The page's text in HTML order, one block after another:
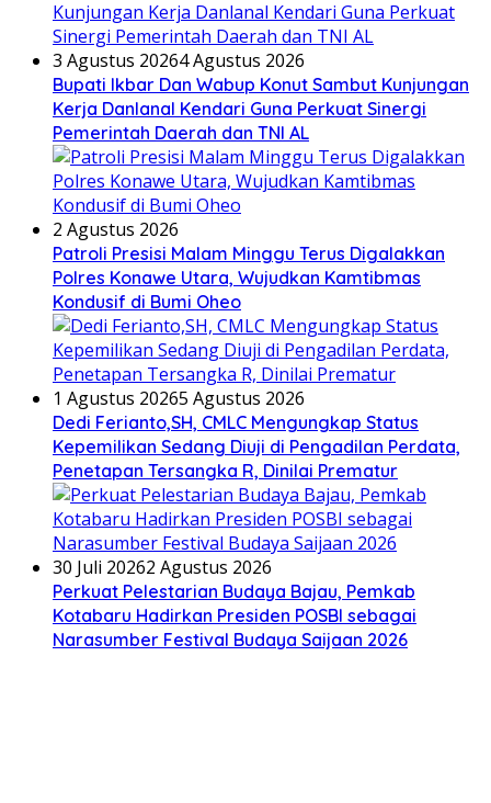
3 Agustus 20264 Agustus 2026
Bupati Ikbar Dan Wabup Konut Sambut Kunjungan
Kerja Danlanal Kendari Guna Perkuat Sinergi
Pemerintah Daerah dan TNI AL
2 Agustus 2026
Patroli Presisi Malam Minggu Terus Digalakkan
Polres Konawe Utara, Wujudkan Kamtibmas
Kondusif di Bumi Oheo
1 Agustus 20265 Agustus 2026
Dedi Ferianto,SH, CMLC Mengungkap Status
Kepemilikan Sedang Diuji di Pengadilan Perdata,
Penetapan Tersangka R, Dinilai Prematur
30 Juli 20262 Agustus 2026
Perkuat Pelestarian Budaya Bajau, Pemkab
Kotabaru Hadirkan Presiden POSBI sebagai
Narasumber Festival Budaya Saijaan 2026